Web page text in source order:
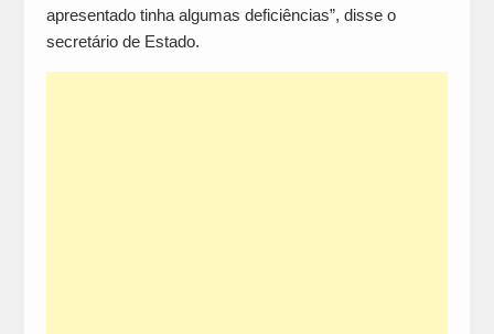
apresentado tinha algumas deficiências”, disse o
secretário de Estado.